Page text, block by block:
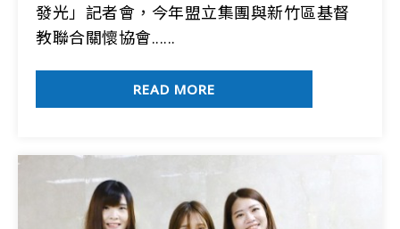
發光」記者會，今年盟立集團與新竹區基督
教聯合關懷協會......
READ MORE